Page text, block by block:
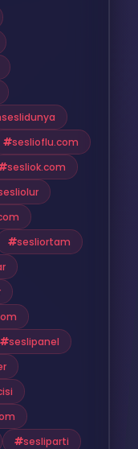
seslioflu.com
sesliok.com
sesliortam
seslipanel
sesliparti